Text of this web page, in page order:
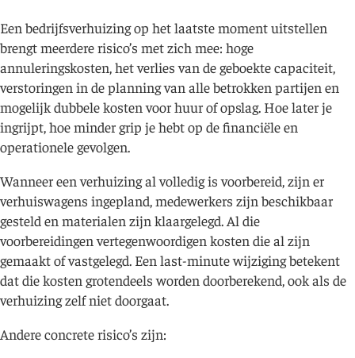
Een bedrijfsverhuizing op het laatste moment uitstellen
brengt meerdere risico’s met zich mee: hoge
annuleringskosten, het verlies van de geboekte capaciteit,
verstoringen in de planning van alle betrokken partijen en
mogelijk dubbele kosten voor huur of opslag. Hoe later je
ingrijpt, hoe minder grip je hebt op de financiële en
operationele gevolgen.
Wanneer een verhuizing al volledig is voorbereid, zijn er
verhuiswagens ingepland, medewerkers zijn beschikbaar
gesteld en materialen zijn klaargelegd. Al die
voorbereidingen vertegenwoordigen kosten die al zijn
gemaakt of vastgelegd. Een last-minute wijziging betekent
dat die kosten grotendeels worden doorberekend, ook als de
verhuizing zelf niet doorgaat.
Andere concrete risico’s zijn: